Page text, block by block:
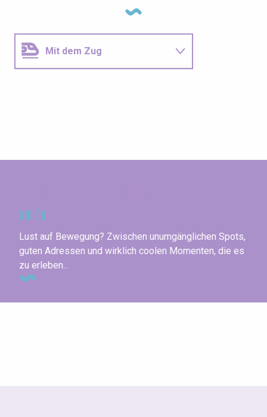
Mit dem Zug
um Eu
Lust auf Bewegung? Zwischen unumgänglichen Spots,
guten Adressen und wirklich coolen Momenten, die es
zu erleben...